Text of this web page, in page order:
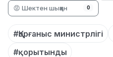
😡 Шектен шыққан 0
#Қорғаныс министрлігі
#қорытынды